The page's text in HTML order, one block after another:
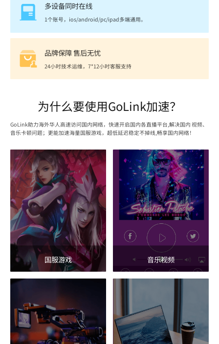
多设备同时在线
1个账号，ios/android/pc/ipad多端通用。
品牌保障 售后无忧
24小时技术运维，7*12小时客服支持
为什么要使用GoLink加速？
GoLink助力海外华人高速访问国内网络，快速开启国内各直播平台,解决国内 视频、
音乐卡顿问题；更能加速海量国服游戏，超低延迟稳定不掉线,畅享国内网络！
国服游戏 音乐视频